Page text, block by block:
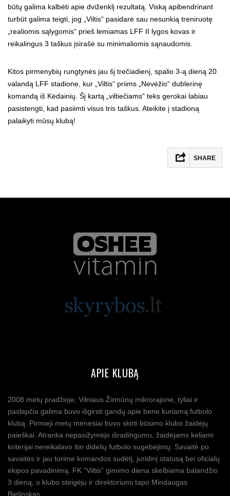
būtų galima kalbėti apie dviženklį rezultatą. Viską apibendrinant
turbūt galima teigti, jog „Viltis“ pasidarė sau nesunkią treniruotę
„realiomis sąlygomis“ prieš lemiamas LFF II lygos kovas ir
reikalingus 3 taškus įsirašė su minimaliomis sąnaudomis.
Kitos pirmenybių rungtynės jau šį trečiadienį, spalio 3-ą dieną 20
valandą LFF stadione, kur „Viltis“ priims „Nevėžio“ dublerinę
komandą iš Kėdainių. Šį kartą „viltiečiams“ teks gerokai labiau
pasistengti, kad pasiimti visus tris taškus. Ateikite į stadioną
palaikyti mūsų klubą!
SHARE
APIE KLUBĄ
2008 metų pradžioje, Vilniaus Žirmūnų mikrorajone, tyliai ir
paslapčia galima buvo išgirsti gandų apie bene kuriamą futbolo
klubą. Pirmieji metų mėnesiai buvo skirti būsimo klubo žaidėjų
paieškai. Atranka nepasižymėjo išradingumu, žaidėjams keliami
kriterijai nereikalavo itin didelių futbolo sugebėjimų. Savaitė po
savaitės ir jau turime komandos sudėtį, juridinį statusą bei oficialų
ekipos pavadinimą. FK “Viltis” gimimo diena skelbiama balandžio
3 dieną, o klubo steigėju ir direktoriumi tapo Mindaugas
Bielinskas.